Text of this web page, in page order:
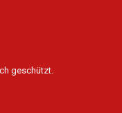
geschützt.